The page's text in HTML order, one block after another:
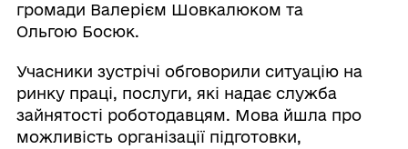
громади Валерієм Шовкалюком та
Ольгою Босюк.
Учасники зустрічі обговорили ситуацію на
ринку праці, послуги, які надає служба
зайнятості роботодавцям. Мова йшла про
можливість організації підготовки,